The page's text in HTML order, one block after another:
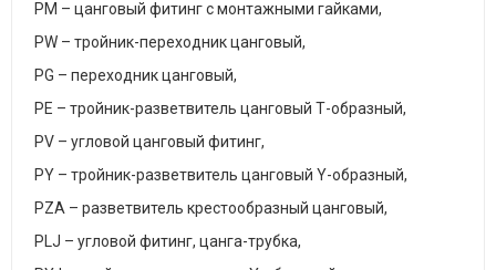
PM – цанговый фитинг с монтажными гайками,
PW – тройник-переходник цанговый,
PG – переходник цанговый,
PE – тройник-разветвитель цанговый Т-образный,
PV – угловой цанговый фитинг,
PY – тройник-разветвитель цанговый Y-образный,
PZA – разветвитель крестообразный цанговый,
PLJ – угловой фитинг, цанга-трубка,